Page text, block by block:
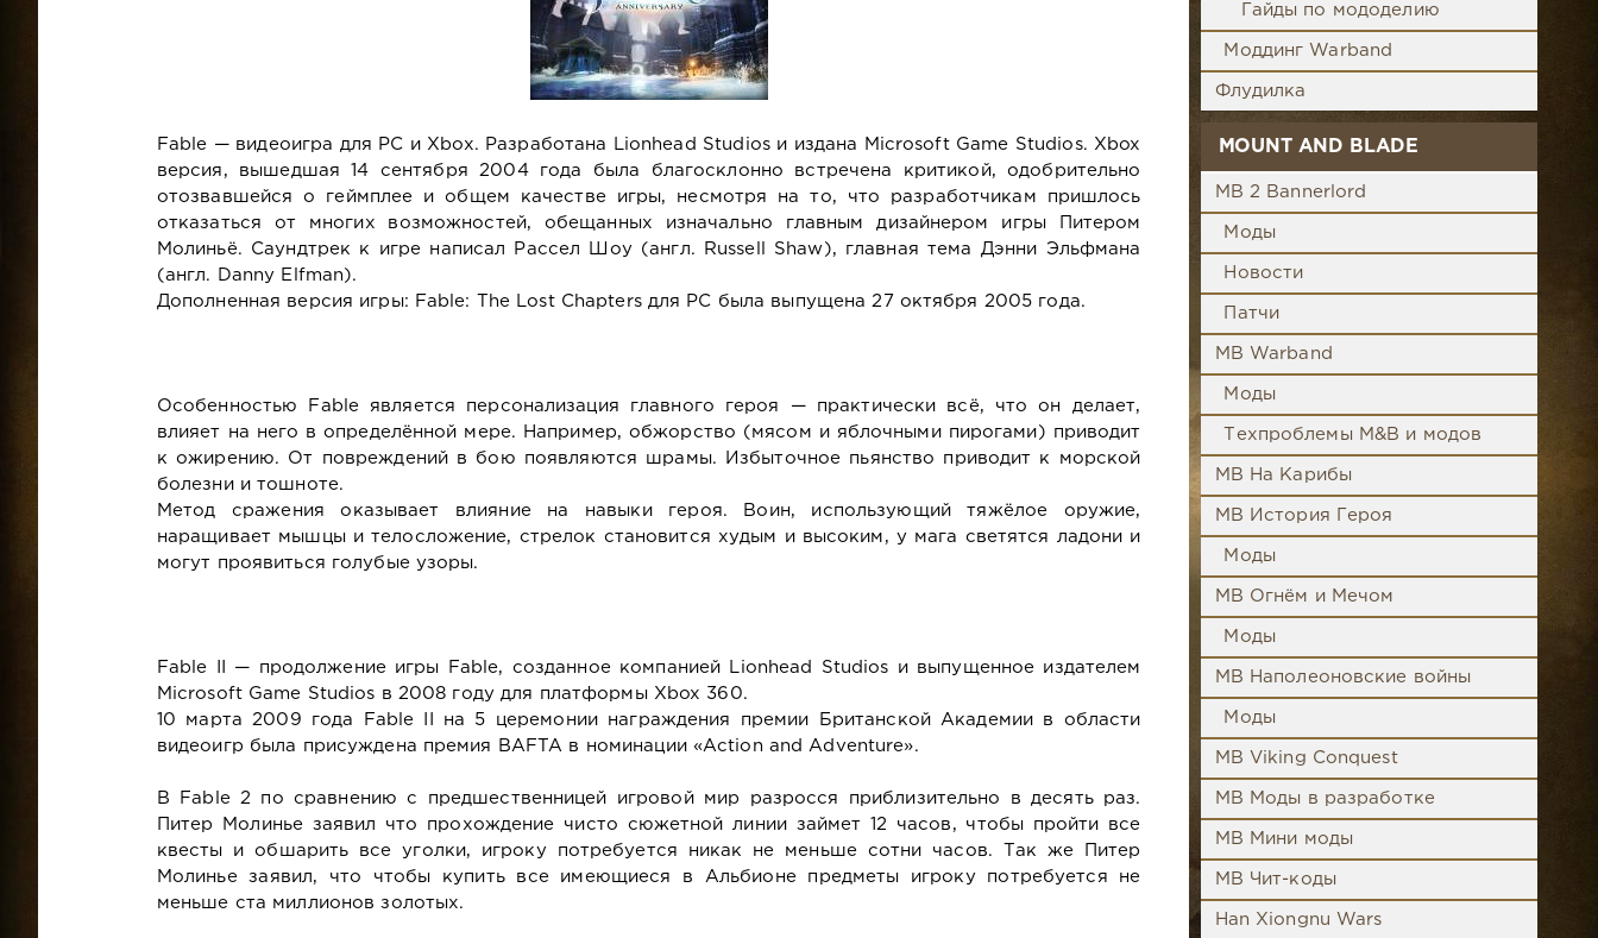
Fable — видеоигра для PC и Xbox. Разработана Lionhead Studios и издана Microsoft Game Studios. Xbox
версия, вышедшая 14 сентября 2004 года была благосклонно встречена критикой, одобрительно
отозвавшейся о геймплее и общем качестве игры, несмотря на то, что разработчикам пришлось
отказаться от многих возможностей, обещанных изначально главным дизайнером игры Питером
Молиньё. Саундтрек к игре написал Рассел Шоу (англ. Russell Shaw), главная тема Дэнни Эльфмана
(англ. Danny Elfman).
Дополненная версия игры: Fable: The Lost Chapters для PC была выпущена 27 октября 2005 года.
Особенностью Fable является персонализация главного героя — практически всё, что он делает,
влияет на него в определённой мере. Например, обжорство (мясом и яблочными пирогами) приводит
к ожирению. От повреждений в бою появляются шрамы. Избыточное пьянство приводит к морской
болезни и тошноте.
Метод сражения оказывает влияние на навыки героя. Воин, использующий тяжёлое оружие,
наращивает мышцы и телосложение, стрелок становится худым и высоким, у мага светятся ладони и
могут проявиться голубые узоры.
Fable II — продолжение игры Fable, созданное компанией Lionhead Studios и выпущенное издателем
Microsoft Game Studios в 2008 году для платформы Xbox 360.
10 марта 2009 года Fable II на 5 церемонии награждения премии Британской Академии в области
видеоигр была присуждена премия BAFTA в номинации «Action and Adventure».
В Fable 2 по сравнению с предшественницей игровой мир разросся приблизительно в десять раз.
Питер Молинье заявил что прохождение чисто сюжетной линии займет 12 часов, чтобы пройти все
квесты и обшарить все уголки, игроку потребуется никак не меньше сотни часов. Так же Питер
Молинье заявил, что чтобы купить все имеющиеся в Альбионе предметы игроку потребуется не
меньше ста миллионов золотых.
Гайды по мододелию
Моддинг Warband
Флудилка
MOUNT AND BLADE
MB 2 Bannerlord
Моды
Новости
Патчи
MB Warband
Моды
Техпроблемы M&B и модов
MB На Карибы
MB История Героя
Моды
MB Огнём и Мечом
Моды
MB Наполеоновские войны
Моды
MB Viking Conquest
MB Моды в разработке
MB Мини моды
MB Чит-коды
Han Xiongnu Wars